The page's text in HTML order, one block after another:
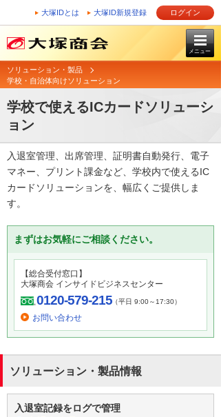
大塚IDとは 大塚ID新規登録 ログイン
メニュー
ソリューション・製品
学校・自治体向けソリューション
学校で使えるICカードソリューシ
ョン
入退室管理、出席管理、証明書自動発行、電子
マネー、プリント課金など、学校内で使えるIC
カードソリューションを、幅広くご提供しま
す。
まずはお気軽にご相談ください。
【総合受付窓口】
大塚商会 インサイドビジネスセンター
0120-579-215（平日 9:00～17:30）
お問い合わせ
ソリューション・製品情報
入退室記録をログで管理